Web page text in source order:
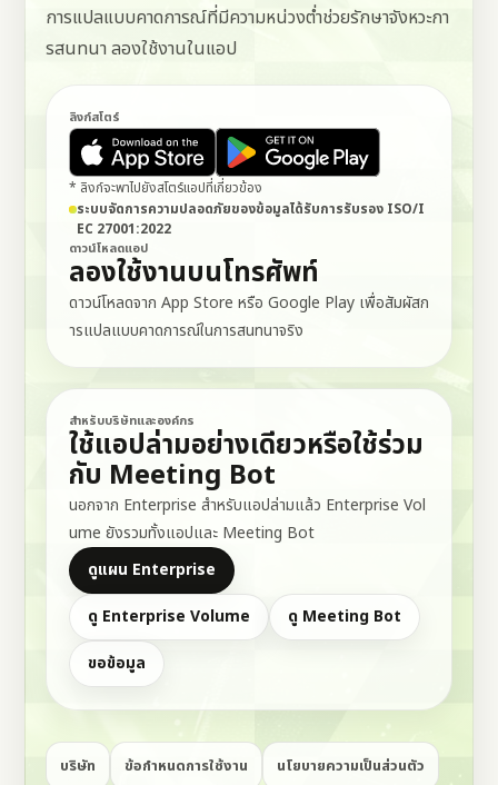
การแปลแบบคาดการณ์ที่มีความหน่วงต่ำช่วยรักษาจังหวะกา
รสนทนา ลองใช้งานในแอป
ดาวน์โหลดแอป
ลองใช้งานบนโทรศัพท์
ดาวน์โหลดจาก App Store หรือ Google Play เพื่อสัมผัสก
ารแปลแบบคาดการณ์ในการสนทนาจริง
ลิงก์สโตร์
* ลิงก์จะพาไปยังสโตร์แอปที่เกี่ยวข้อง
ระบบจัดการความปลอดภัยของข้อมูลได้รับการรับรอง ISO/I
EC 27001:2022
สำหรับบริษัทและองค์กร
ใช้แอปล่ามอย่างเดียวหรือใช้ร่วม
กับ Meeting Bot
นอกจาก Enterprise สำหรับแอปล่ามแล้ว Enterprise Vol
ume ยังรวมทั้งแอปและ Meeting Bot
ดูแผน Enterprise
ดู Enterprise Volume
ดู Meeting Bot
ขอข้อมูล(เปิดในแท็บใหม่)
บริษัท (เปิดในแท็บใหม่)
ข้อกำหนดการใช้งาน (เปิดในแท็บใหม่)
นโยบายความเป็นส่วนตัว